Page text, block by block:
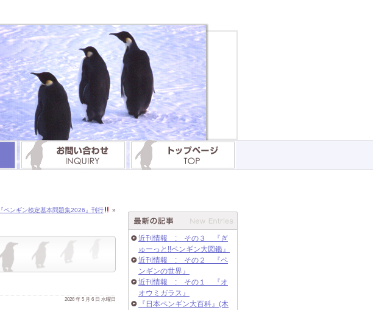
『ペンギン検定基本問題集2026』刊行 »
2026 年 5 月 6 日 水曜日
近刊情報 : その３ 『ぎ
ゅーっと!!ペンギン大図鑑』
近刊情報 : その２ 『ペ
ンギンの世界』
近刊情報 : その１ 『オ
オウミガラス』
『日本ペンギン大百科』(木